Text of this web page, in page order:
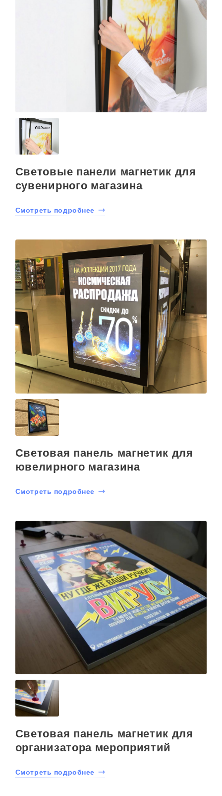
Световые панели магнетик для
сувенирного магазина
Смотреть подробнее
Световая панель магнетик для
ювелирного магазина
Смотреть подробнее
Световая панель магнетик для
организатора мероприятий
Смотреть подробнее